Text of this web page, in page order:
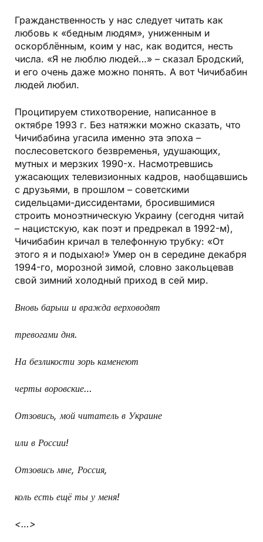
Гражданственность у нас следует читать как
любовь к «бедным людям», униженным и
оскорблённым, коим у нас, как водится, несть
числа. «Я не люблю людей…» – сказал Бродский,
и его очень даже можно понять. А вот Чичибабин
людей любил.
Процитируем стихотворение, написанное в
октябре 1993 г. Без натяжки можно сказать, что
Чичибабина угасила именно эта эпоха –
послесоветского безвременья, удушающих,
мутных и мерзких 1990-х. Насмотревшись
ужасающих телевизионных кадров, наобщавшись
с друзьями, в прошлом – советскими
сидельцами-диссидентами, бросившимися
строить моноэтническую Украину (сегодня читай
– нацистскую, как поэт и предрекал в 1992-м),
Чичибабин кричал в телефонную трубку: «От
этого я и подыхаю!» Умер он в середине декабря
1994-го, морозной зимой, словно закольцевав
свой зимний холодный приход в сей мир.
Вновь барыш и вражда верховодят
тревогами дня.
На безликости зорь каменеют
черты воровские…
Отзовись, мой читатель в Украине
или в России!
Отзовись мне, Россия,
коль есть ещё ты у меня!
<…>